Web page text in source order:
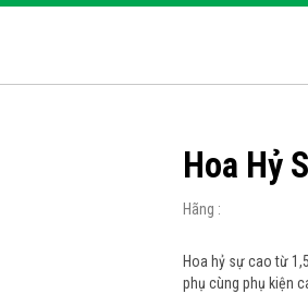
Hoa Hỷ
Hãng :
Hoa hỷ sự cao từ
phụ cùng phụ kiện